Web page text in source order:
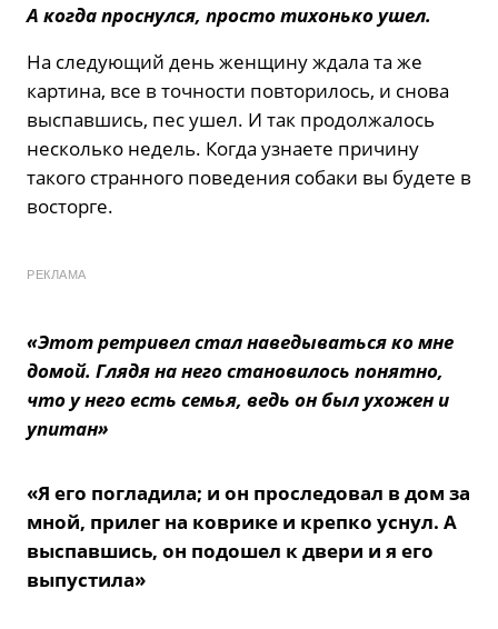
А когда проснулся, просто тихонько ушел.
На следующий день женщину ждала та же
картина, все в точности повторилось, и снова
выспавшись, пес ушел. И так продолжалось
несколько недель. Когда узнаете причину
такого странного поведения собаки вы будете в
восторге.
РЕКЛАМА
«Этот ретривел стал наведываться ко мне
домой. Глядя на него становилось понятно,
что у него есть семья, ведь он был ухожен и
упитан»
«Я его погладила; и он проследовал в дом за
мной, прилег на коврике и крепко уснул. А
выспавшись, он подошел к двери и я его
выпустила»